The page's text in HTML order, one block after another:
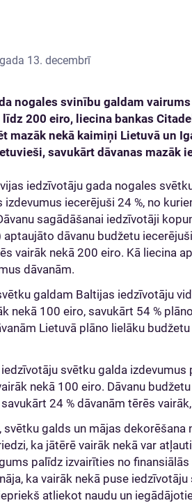
13. decembrī
nogales svinību galdam
200 eiro, liecina bankas
mazāk nekā kaimiņi Lietuvā un
savukārt dāvanas mazāk
iedzīvotāju gada nogales
iecerējuši 24 %, no
sagādāšanai iedzīvotāji
aptaujāto dāvanu budžetu
vairāk nekā 200 eiro. Kā liecina
dāvanām.
galdam Baltijas iedzīvotāju
nekā 100 eiro, savukārt 54 %
Lietuvā plāno lielāku
svētku galda
nekā 100 eiro. Dāvanu
24 % dāvanām tērēs
svētku galds un mājas
ka jātērē vairāk nekā var
palīdz izvairīties no
ka vairāk nekā puse
atliekot naudu un